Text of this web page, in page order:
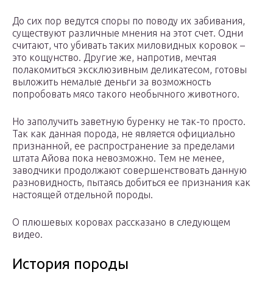
До сих пор ведутся споры по поводу их забивания,
существуют различные мнения на этот счет. Одни
считают, что убивать таких миловидных коровок –
это кощунство. Другие же, напротив, мечтая
полакомиться эксклюзивным деликатесом, готовы
выложить немалые деньги за возможность
попробовать мясо такого необычного животного.
Но заполучить заветную буренку не так-то просто.
Так как данная порода, не является официально
признанной, ее распространение за пределами
штата Айова пока невозможно. Тем не менее,
заводчики продолжают совершенствовать данную
разновидность, пытаясь добиться ее признания как
настоящей отдельной породы.
О плюшевых коровах рассказано в следующем
видео.
История породы